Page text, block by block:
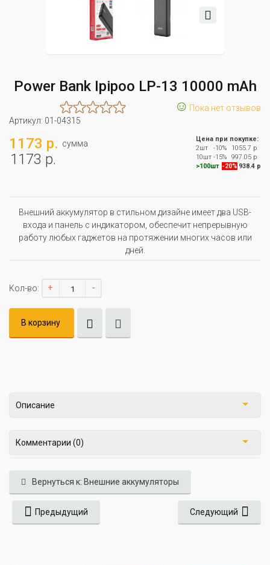
Power Bank Ipipoo LP-13 10000 mAh
☺ Пока нет отзывов
Артикул: 01-04315
1173 р. сумма
1173 р.
Цена при покупке:
2шт
-10%
1055.7 р
10шт -15%
997.05 р
>100шт -20% 938.4 р
Внешний аккумулятор в стильном дизайне имеет два USB-
входа и панель с индикатором, обеспечит непрерывную
работу любых гаджетов на протяжении многих часов или
дней.
Кол-во: + -
В корзину
Описание
Комментарии (0)
Вернуться к: Внешние аккумуляторы
Предыдущий Следующий